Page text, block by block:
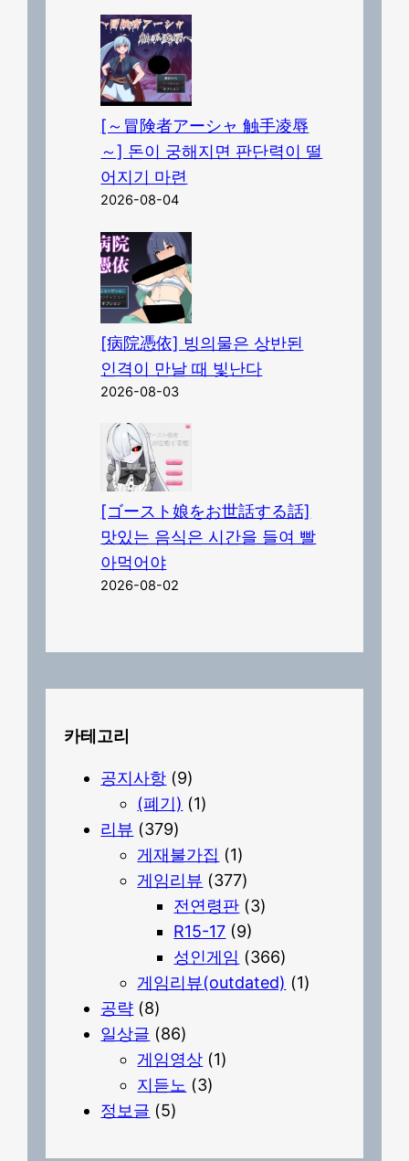
[～冒険者アーシャ 触手凌辱
～] 돈이 궁해지면 판단력이 떨
어지기 마련
2026-08-04
[病院憑依] 빙의물은 상반된
인격이 만날 때 빛난다
2026-08-03
[ゴースト娘をお世話する話]
맛있는 음식은 시간을 들여 빨
아먹어야
2026-08-02
카테고리
공지사항 (9)
(폐기) (1)
리뷰 (379)
게재불가집 (1)
게임리뷰 (377)
전연령판 (3)
R15-17 (9)
성인게임 (366)
게임리뷰(outdated) (1)
공략 (8)
일상글 (86)
게임영상 (1)
지듣노 (3)
정보글 (5)